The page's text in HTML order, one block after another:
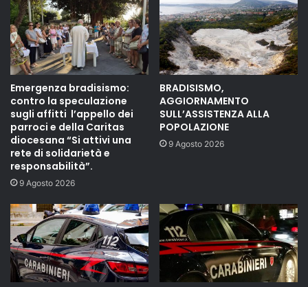
Emergenza bradisismo:
contro la speculazione
sugli affitti l’appello dei
parroci e della Caritas
diocesana “Si attivi una
rete di solidarietà e
responsabilità”.
9 Agosto 2026
BRADISISMO,
AGGIORNAMENTO
SULL’ASSISTENZA ALLA
POPOLAZIONE
9 Agosto 2026